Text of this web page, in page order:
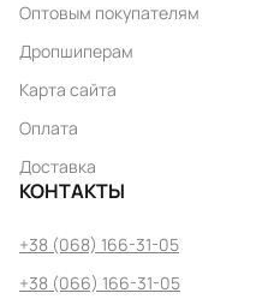
Оптовым покупателям
Дропшиперам
Карта сайта
Оплата
Доставка
КОНТАКТЫ
+38 (068) 166-31-05
+38 (066) 166-31-05